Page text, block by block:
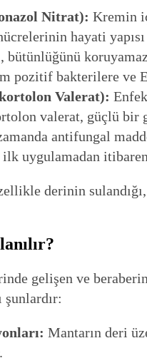
Nitrat): Kremin
hayati
bütünlüğünü
pozitif bakterilere ve
Valerat):
valerat, güçlü bir
antifungal
uygulamadan
derinin
gelişen ve
Mantarın deri